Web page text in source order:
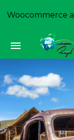
Woocommerce